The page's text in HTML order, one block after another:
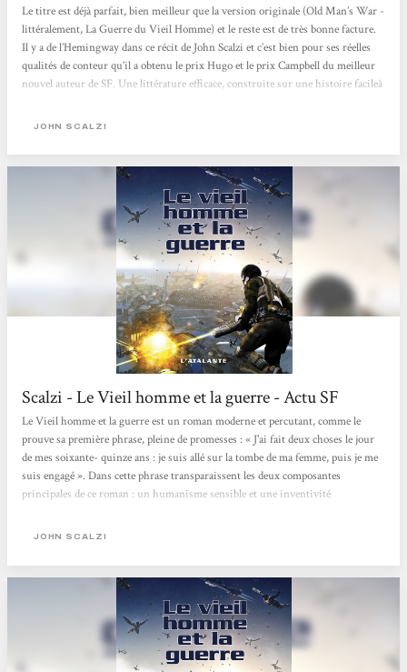
Le titre est déjà parfait, bien meilleur que la version originale (Old Man’s War -
littéralement, La Guerre du Vieil Homme) et le reste est de très bonne facture.
Il y a de l’Hemingway dans ce récit de John Scalzi et c’est bien pour ses réelles
qualités de conteur qu’il a obtenu le prix Hugo et le prix Campbell du meilleur
nouvel auteur de SF. Une littérature efficace, construite sur une histoire facileà
moyen, et accessoirement un veuf de plus de soixante-quinze ans, en partance
JOHN SCALZI
Scalzi - Le Vieil homme et la guerre - Actu SF
Le Vieil homme et la guerre est un roman moderne et percutant, comme le
prouve sa première phrase, pleine de promesses : « J'ai fait deux choses le jour
de mes soixante- quinze ans : je suis allé sur la tombe de ma femme, puis je me
suis engagé ». Dans cette phrase transparaissent les deux composantes
principales de ce roman : un humanisme sensible et une inventivité
les personnages, celui du narrateur John Perry en tête. A travers lui, Scalzi
longtemps, mais on n'en vit pas...
JOHN SCALZI